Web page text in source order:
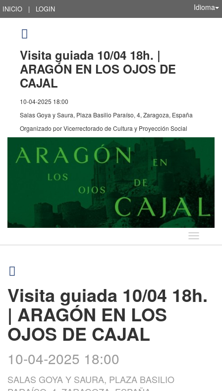
INICIO | LOGIN Idioma
Visita guiada 10/04 18h. |
ARAGÓN EN LOS OJOS DE
CAJAL
10-04-2025 18:00
Salas Goya y Saura, Plaza Basilio Paraíso, 4, Zaragoza, España
Organizado porVicerrectorado de Cultura y Proyección Social
Idioma
Visita guiada 10/04 18h.
| ARAGÓN EN LOS
OJOS DE CAJAL
10-04-2025 18:00
SALAS GOYA Y SAURA, PLAZA BASILIO